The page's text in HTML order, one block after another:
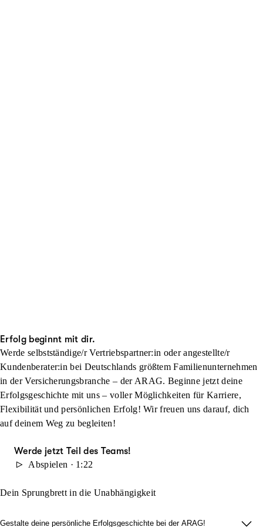
Erfolg beginnt mit dir.
Werde selbstständige/r Vertriebspartner:in oder angestellte/r
Kundenberater:in bei Deutschlands größtem Familienunternehmen
in der Versicherungsbranche – der ARAG. Beginne jetzt deine
Erfolgsgeschichte mit uns – voller Möglichkeiten für Karriere,
Flexibilität und persönlichen Erfolg! Wir freuen uns darauf, dich
auf deinem Weg zu begleiten!
Werde jetzt Teil des Teams!
Abspielen · 1:22
Dein Sprungbrett in die Unabhängigkeit
Gestalte deine persönliche Erfolgsgeschichte bei der ARAG!